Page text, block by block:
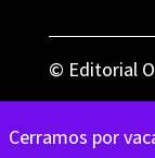
Cerramos por
© Editorial